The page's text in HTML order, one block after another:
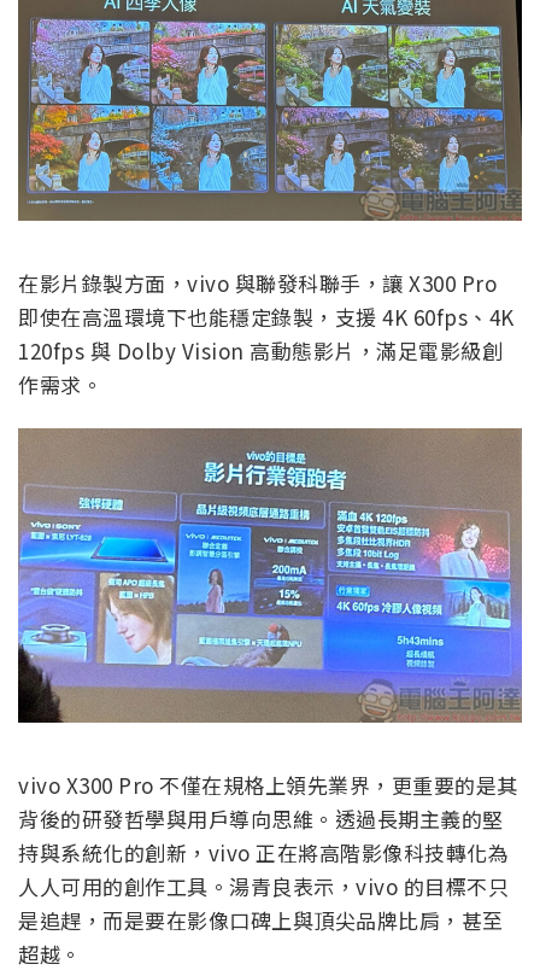
在影片錄製方面，vivo 與聯發科聯手，讓 X300 Pro
即使在高溫環境下也能穩定錄製，支援 4K 60fps、4K
120fps 與 Dolby Vision 高動態影片，滿足電影級創
作需求。
vivo X300 Pro 不僅在規格上領先業界，更重要的是其
背後的研發哲學與用戶導向思維。透過長期主義的堅
持與系統化的創新，vivo 正在將高階影像科技轉化為
人人可用的創作工具。湯青良表示，vivo 的目標不只
是追趕，而是要在影像口碑上與頂尖品牌比肩，甚至
超越。